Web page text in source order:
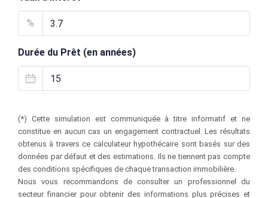
%
Durée du Prêt (en années)
(*) Cette simulation est communiquée à titre informatif et ne
constitue en aucun cas un engagement contractuel. Les résultats
obtenus à travers ce calculateur hypothécaire sont basés sur des
données par défaut et des estimations. Ils ne tiennent pas compte
des conditions spécifiques de chaque transaction immobilière.
Nous vous recommandons de consulter un professionnel du
secteur financier pour obtenir des informations plus précises et